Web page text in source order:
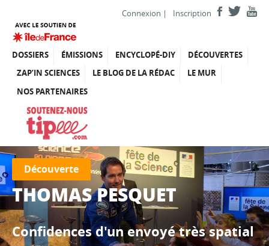
Connexion | Inscription
DOSSIERS ÉMISSIONS ENCYCLOPÉ-DIY
DÉCOUVERTES
ZAP’IN SCIENCES
LE BLOG DE LA RÉDAC
LE MUR
NOS PARTENAIRES
Découverte
THOMAS PESQUET
Confidences d'un envoyé très spatial